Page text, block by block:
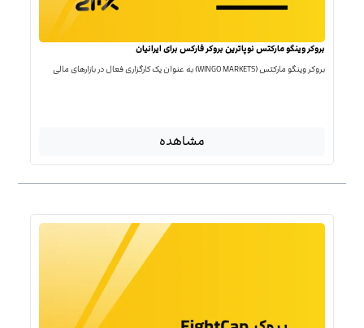
بروکر وینگو مارکتس نوپاترین بروکر فارکس برای ایرانیان
بروکر وینگو مارکتس (WINGO MARKETS) به عنوان یک کارگزاری فعال در بازارهای مالی
مشاهده